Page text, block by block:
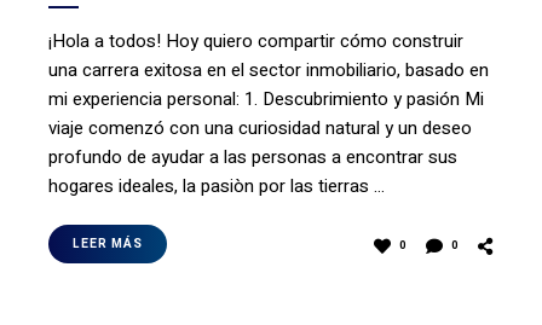
¡Hola a todos! Hoy quiero compartir cómo construir
una carrera exitosa en el sector inmobiliario, basado en
mi experiencia personal: 1. Descubrimiento y pasión Mi
viaje comenzó con una curiosidad natural y un deseo
profundo de ayudar a las personas a encontrar sus
hogares ideales, la pasiòn por las tierras …
LEER MÁS 0 0